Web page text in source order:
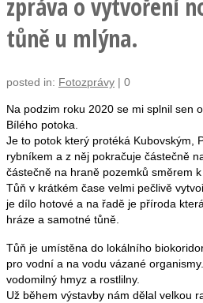
zpráva o vytvoření
tůně u mlýna.
posted in: Fotozprávy | 0
Na podzim roku 2020 se mi splnil sen
Bílého potoka.
Je to potok který protéká Kubovským,
rybníkem a z něj pokračuje částečně
částečně na hraně pozemků směrem k
Tůň v krátkém čase velmi pečlivě
je dílo hotové a na řadě je příroda
hráze a samotné tůně.
Tůň je umístěna do lokálního
pro vodní a na vodu vázané
vodomilný hmyz a rostlilny.
Už během výstavby nám dělal velkou